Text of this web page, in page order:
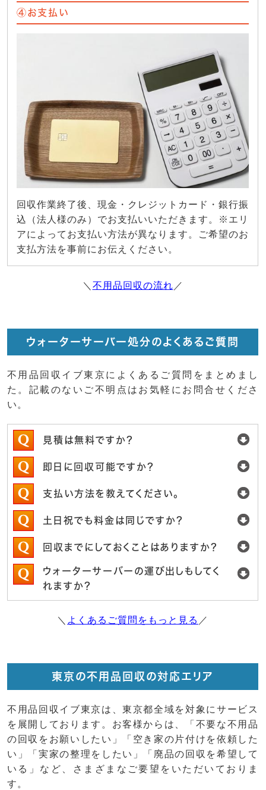
④お支払い
回収作業終了後、現金・クレジットカード・銀行振
込（法人様のみ）でお支払いいただきます。※エリ
アによってお支払い方法が異なります。ご希望のお
支払方法を事前にお伝えください。
＼ 不用品回収の流れ ／
ウォーターサーバー処分のよくあるご質問
不用品回収イブ東京によくあるご質問をまとめまし
た。記載のないご不明点はお気軽にお問合せくださ
い。
見積は無料ですか？
即日に回収可能ですか？
支払い方法を教えてください。
土日祝でも料金は同じですか？
回収までにしておくことはありますか？
ウォーターサーバーの運び出しもしてく
れますか？
＼ よくあるご質問をもっと見る ／
東京の不用品回収の対応エリア
不用品回収イブ東京は、東京都全域を対象にサービス
を展開しております。お客様からは、「不要な不用品
の回収をお願いしたい」「空き家の片付けを依頼した
い」「実家の整理をしたい」「廃品の回収を希望して
いる」など、さまざまなご要望をいただいておりま
す。